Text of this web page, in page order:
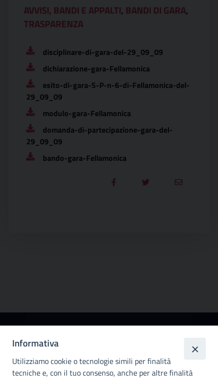
AVVISI, BANDI E APPALTI, BANDI DI GARA,
TRASPARENZA
disciplinare-di-gara-del-29_09_09
dichiarazione-gara-Fellamonica
esito-di-gara-S-P-n-6-di-Fellamonica-del-
29_09_09
modulo-gara-Fellamonica
domanda-di-partecipazione-gara-del-
29_09_09
bando-gara-Fellamonica
metropolitana di
Palermo
Informativa
Utilizziamo cookie o tecnologie simili per finalità
tecniche e, con il tuo consenso, anche per altre finalità